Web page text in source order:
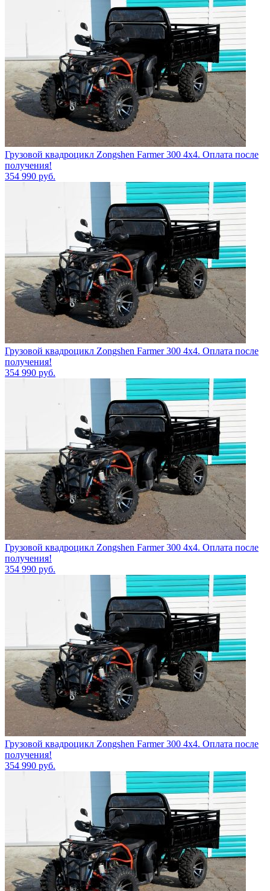
Грузовой квадроцикл Zongshen Farmer 300 4х4. Оплата после
получения!
354 990 руб.
Грузовой квадроцикл Zongshen Farmer 300 4х4. Оплата после
получения!
354 990 руб.
Грузовой квадроцикл Zongshen Farmer 300 4х4. Оплата после
получения!
354 990 руб.
Грузовой квадроцикл Zongshen Farmer 300 4х4. Оплата после
получения!
354 990 руб.